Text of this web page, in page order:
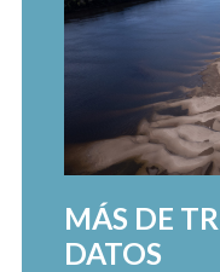
MÁS DE
DATOS